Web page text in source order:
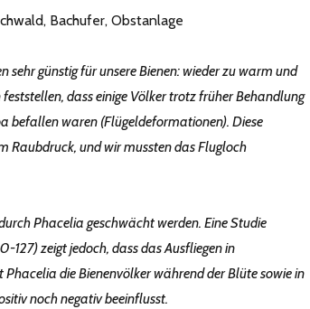
Bachufer, Obstanlage
sehr günstig für unsere Bienen: wieder zu warm und
dass einige Völker trotz früher Behandlung
befallen waren (Flügeldeformationen). Diese
Raubdruck, und wir mussten das Flugloch
Phacelia geschwächt werden. Eine Studie
127) zeigt jedoch, dass das Ausfliegen in
die Bienenvölker während der Blüte sowie in
noch negativ beeinflusst.